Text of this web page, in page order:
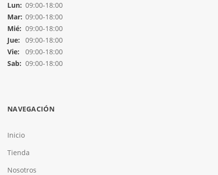
Lun: 09:00-18:00
Mar: 09:00-18:00
Mié: 09:00-18:00
Jue:
09:00-18:00
Vie:
09:00-18:00
Sab: 09:00-18:00
NAVEGACIÓN
Inicio
Tienda
Nosotros